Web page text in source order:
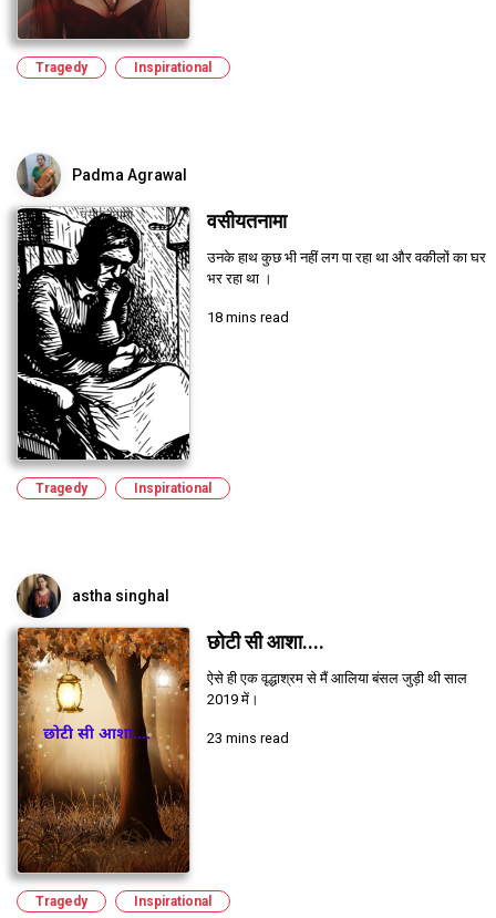
Tragedy Inspirational
Padma Agrawal
वसीयतनामा
उनके हाथ कुछ भी नहीं लग पा रहा था और वकीलों का घर
भर रहा था ।
18 mins read
Tragedy Inspirational
astha singhal
छोटी सी आशा....
ऐसे ही एक वृद्धाश्रम से मैं आलिया बंसल जुड़ी थी साल
2019 में।
23 mins read
Tragedy Inspirational